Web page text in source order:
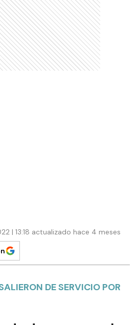
| 13:18 actualizado hace 4 meses
DE SERVICIO POR